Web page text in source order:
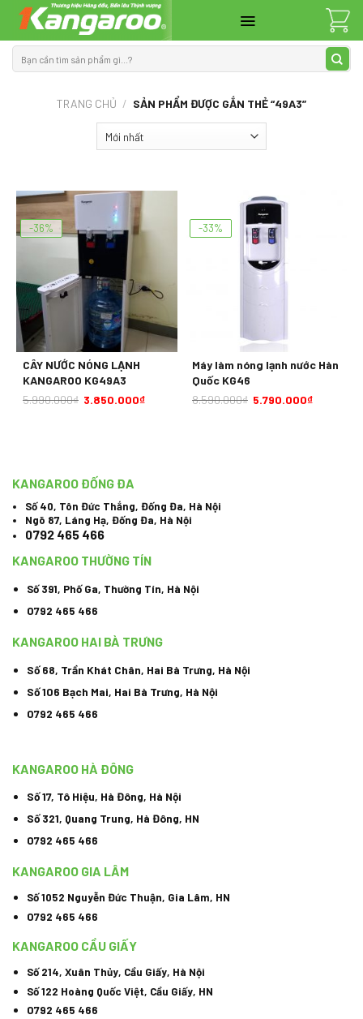
content
kiếm:
TRANG CHỦ / SẢN PHẨM ĐƯỢC GẮN THẺ “49A3”
-36%
CÂY NƯỚC NÓNG LẠNH
KANGAROO KG49A3
5.990.000₫ 3.850.000₫
-33%
Máy làm nóng lạnh nước Hàn
Quốc KG46
8.590.000₫ 5.790.000₫
KANGAROO ĐỐNG ĐA
Số 40, Tôn Đức Thắng, Đống Đa, Hà Nội
Ngõ 87, Láng Hạ, Đống Đa, Hà Nội
0792 465 466
KANGAROO THƯỜNG TÍN
Số 391, Phố Ga, Thường Tín, Hà Nội
0792 465 466
KANGAROO HAI BÀ TRƯNG
Số 68, Trần Khát Chân, Hai Bà Trưng, Hà Nội
Số 106 Bạch Mai, Hai Bà Trưng, Hà Nội
0792 465 466
KANGAROO HÀ ĐÔNG
Số 17, Tô Hiệu, Hà Đông, Hà Nội
Số 321, Quang Trung, Hà Đông, HN
0792 465 466
KANGAROO GIA LÂM
Số 1052 Nguyễn Đức Thuận, Gia Lâm, HN
0792 465 466
KANGAROO CẦU GIẤY
Số 214, Xuân Thủy, Cầu Giấy, Hà Nội
Số 122 Hoàng Quốc Việt, Cầu Giấy, HN
0792 465 466